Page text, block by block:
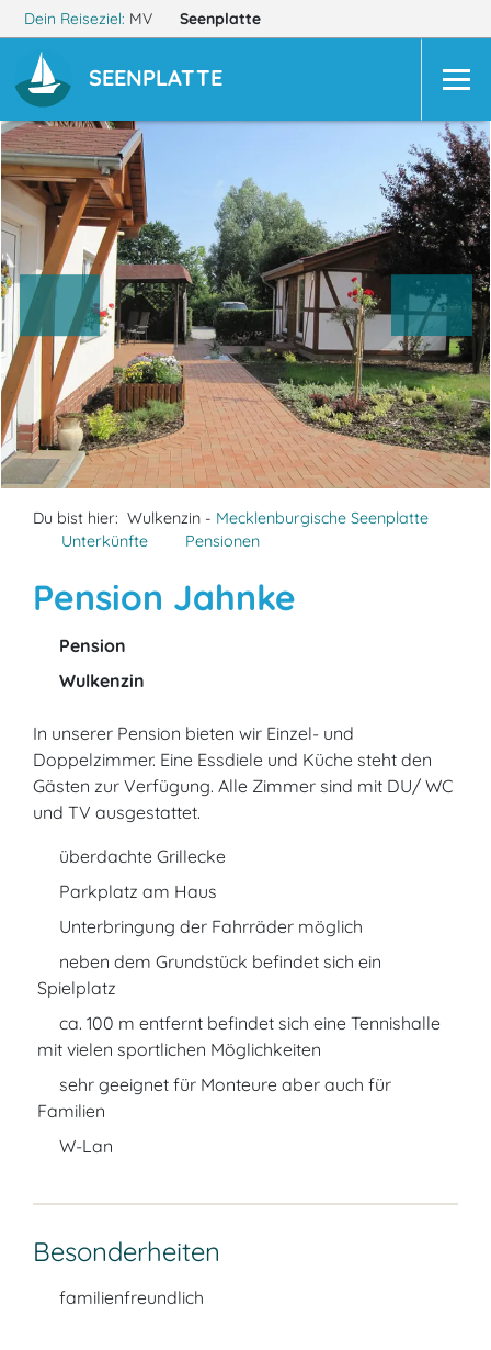
Dein Reiseziel: MV Seenplatte
SEENPLATTE
Du bist hier: Wulkenzin - Mecklenburgische Seenplatte
Unterkünfte
Pensionen
Pension Jahnke
Pension
Wulkenzin
In unserer Pension bieten wir Einzel- und
Doppelzimmer. Eine Essdiele und Küche steht den
Gästen zur Verfügung. Alle Zimmer sind mit DU/ WC
und TV ausgestattet.
überdachte Grillecke
Parkplatz am Haus
Unterbringung der Fahrräder möglich
neben dem Grundstück befindet sich ein
Spielplatz
ca. 100 m entfernt befindet sich eine Tennishalle
mit vielen sportlichen Möglichkeiten
sehr geeignet für Monteure aber auch für
Familien
W-Lan
Besonderheiten
familienfreundlich